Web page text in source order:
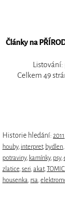
Články na
Listování:
Celkem 49
Historie hledání: 2011
houby, interpret, bydlen,
potraviny, kamínky, psy,
zlatice,seri,akat,
housenka, rsa,